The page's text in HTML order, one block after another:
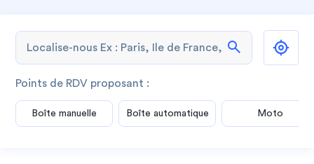
search
Points de RDV proposant :
Boîte manuelle Boîte automatique Moto